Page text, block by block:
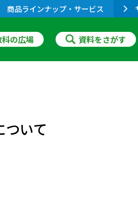
商品ラインナップ・サービス
の広場 資料をさがす
いて